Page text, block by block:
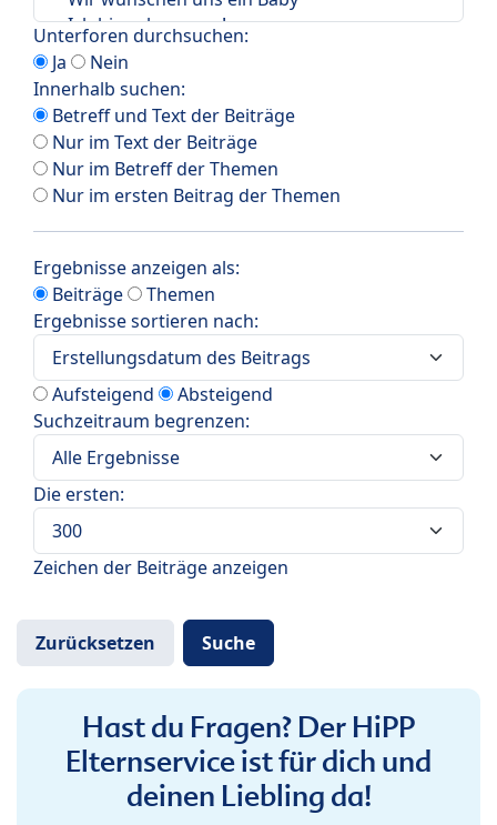
Unterforen durchsuchen:
Ja
Nein
Innerhalb suchen:
Betreff und Text der Beiträge
Nur im Text der Beiträge
Nur im Betreff der Themen
Nur im ersten Beitrag der Themen
Ergebnisse anzeigen als:
Beiträge
Themen
Ergebnisse sortieren nach:
Aufsteigend
Absteigend
Suchzeitraum begrenzen:
Die ersten:
Zeichen der Beiträge anzeigen
Hast du Fragen? Der HiPP
Elternservice ist für dich und
deinen Liebling da!